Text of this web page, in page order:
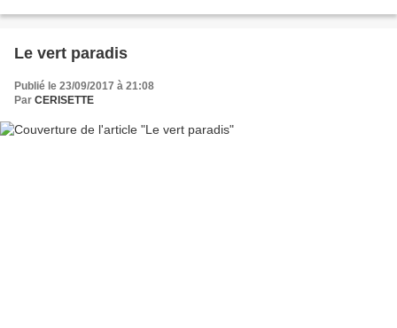
Le vert paradis
Publié le 23/09/2017 à 21:08
Par CERISETTE